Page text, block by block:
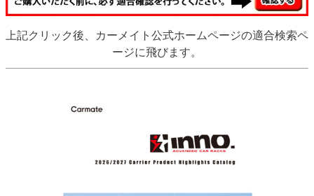
上記クリック後、カーメイト公式ホームページの適合検索ペ
ージに飛びます。